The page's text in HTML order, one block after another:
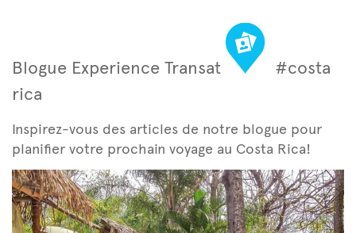
Blogue Experience Transat
#costa
rica
Inspirez-vous des articles de notre blogue pour
planifier votre prochain voyage au Costa Rica!